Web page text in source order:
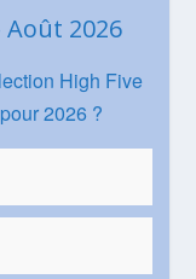
2026
High Five
2026 ?